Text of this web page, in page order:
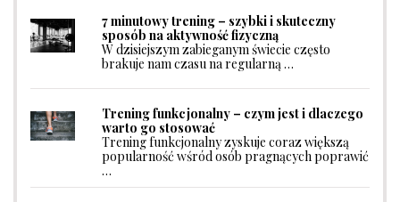
7 minutowy trening – szybki i skuteczny
sposób na aktywność fizyczną
W dzisiejszym zabieganym świecie często
brakuje nam czasu na regularną …
Trening funkcjonalny – czym jest i dlaczego
warto go stosować
Trening funkcjonalny zyskuje coraz większą
popularność wśród osób pragnących poprawić
…